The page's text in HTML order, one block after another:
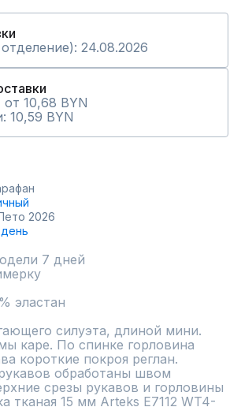
24.08.2026
10,68 BYN
10,59 BYN
2026
7 дней
эластан
силуэта, длиной мини.
каре. По спинке горловина
короткие покроя реглан.
обработаны швом
срезы рукавов и горловины
тканая 15 мм Arteks E7112 WT4-